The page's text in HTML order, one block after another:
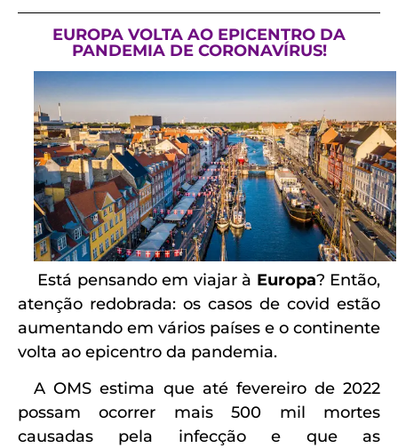
EUROPA VOLTA AO EPICENTRO DA
PANDEMIA DE CORONAVÍRUS!
Está pensando em viajar à Europa? Então,
atenção redobrada: os casos de covid estão
aumentando em vários países e o continente
volta ao epicentro da pandemia.
A OMS estima que até fevereiro de 2022
possam ocorrer mais 500 mil mortes
causadas pela infecção e que as